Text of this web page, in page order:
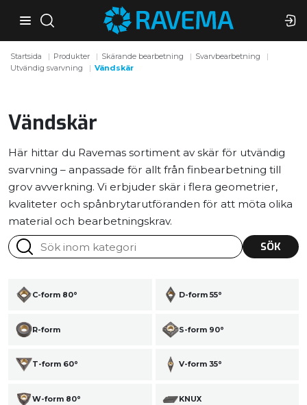
Startsida Produkter Skärande bearbetning
Svarvbearbetning
Utvändig svarvning
Vändskär
Vändskär
Här hittar du Ravemas sortiment av skär för utvändig
svarvning – anpassade för allt från finbearbetning till
grov avverkning. Vi erbjuder skär i flera geometrier,
kvaliteter och spånbrytarutföranden för att möta olika
material och bearbetningskrav.
SÖK
C-form 80° D-form 55°
R-form S-form 90°
T-form 60° V-form 35°
W-form 80° KNUX